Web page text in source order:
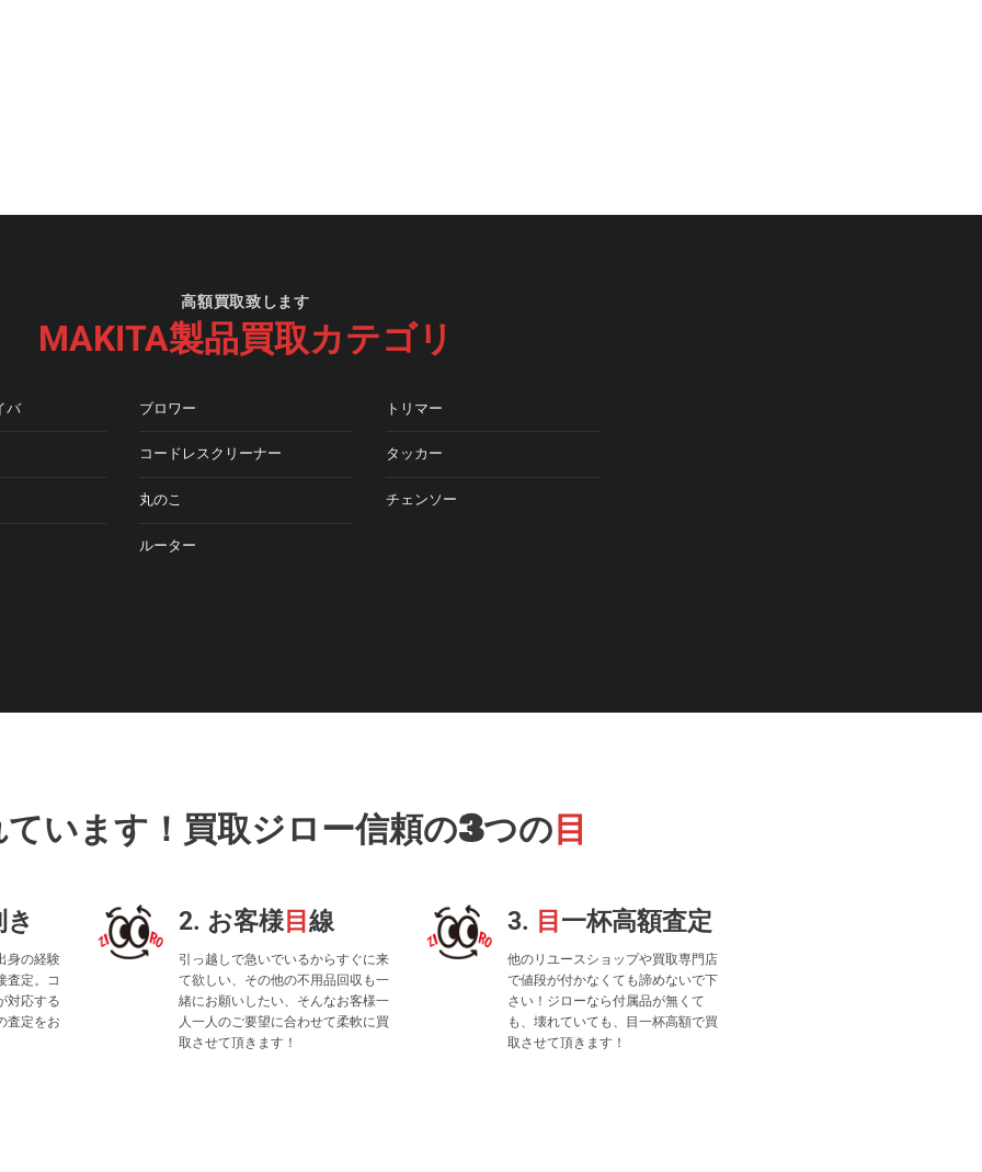
高額買取致します
MAKITA製品買取カテゴリ
バ ブロワー
コードレスクリーナー
丸のこ
ルーター
トリマー
タッカー
チェンソー
います！買取ジロー信頼の3つの目
き
身の経験
査定。コ
対応する
査定をお
2. お客様目線
引っ越しで急いでいるからすぐに来
て欲しい、その他の不用品回収も一
緒にお願いしたい、そんなお客様一
人一人のご要望に合わせて柔軟に買
取させて頂きます！
3. 目 一杯高額査定
他のリユースショップや買取専門店
で値段が付かなくても諦めないで下
さい！ジローなら付属品が無くて
も、壊れていても、目一杯高額で買
取させて頂きます！